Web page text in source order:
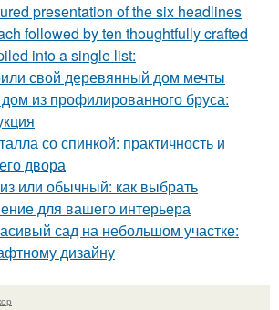
presentation of the six headlines
followed by ten thoughtfully crafted
into a single list:
свой деревянный дом мечты
дом из профилированного бруса:
со спинкой: практичность и
двора
или обычный: как выбрать
для вашего интерьера
сад на небольшом участке:
дизайну